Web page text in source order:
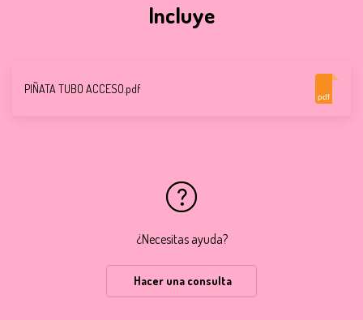
Incluye
PIÑATA TUBO ACCESO.pdf
pdf
¿Necesitas ayuda?
Hacer una consulta